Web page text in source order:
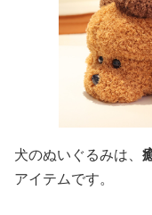
犬のぬいぐるみは、
アイテムです。